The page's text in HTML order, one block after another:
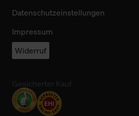
Datenschutzeinstellungen
Impressum
Widerruf